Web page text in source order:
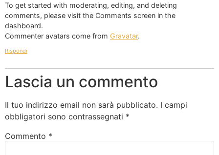
To get started with moderating, editing, and deleting
comments, please visit the Comments screen in the
dashboard.
Commenter avatars come from Gravatar.
Rispondi
Lascia un commento
Il tuo indirizzo email non sarà pubblicato. I campi
obbligatori sono contrassegnati *
Commento *